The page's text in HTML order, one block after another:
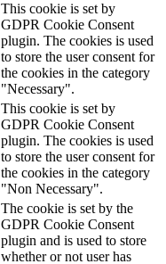
This cookie is set by
GDPR Cookie Consent
plugin. The cookies is used
to store the user consent for
the cookies in the category
"Necessary".
This cookie is set by
GDPR Cookie Consent
plugin. The cookies is used
to store the user consent for
the cookies in the category
"Non Necessary".
The cookie is set by the
GDPR Cookie Consent
plugin and is used to store
whether or not user has